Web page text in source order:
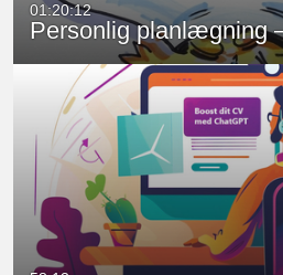
01:20:12
Personlig planlægning